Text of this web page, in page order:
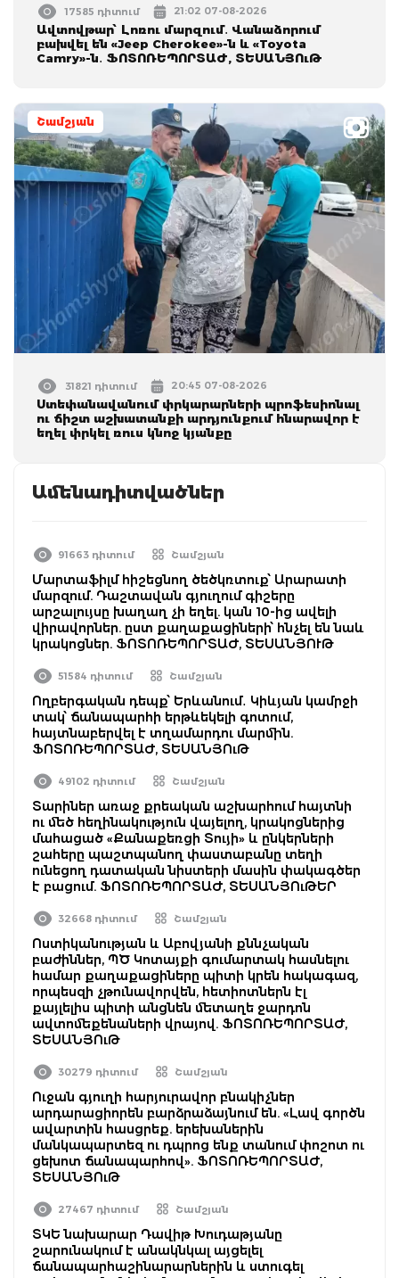
17585 դիտում 21:02 07-08-2026
Ավտովթար՝ Լոռու մարզում․ Վանաձորում
բախվել են «Jeep Cherokee»-ն և «Toyota
Camry»-ն․ ՖՈՏՈՌԵՊՈՐՏԱԺ, ՏԵՍԱՆՅՈւԹ
Շամշյան
31821 դիտում 20:45 07-08-2026
Ստեփանավանում փրկարարների պրոֆեսիոնալ
ու ճիշտ աշխատանքի արդյունքում հնարավոր է
եղել փրկել ռուս կնոջ կյանքը
Ամենադիտվածներ
91663 դիտում Շամշյան
Մարտաֆիլմ հիշեցնող ծեծկռտուք՝ Արարատի
մարզում. Դաշտավան գյուղում գիշերը
արշալույսը խաղաղ չի եղել. կան 10-ից ավելի
վիրավորներ. ըստ քաղաքացիների՝ հնչել են նաև
կրակոցներ. ՖՈՏՈՌԵՊՈՐՏԱԺ, ՏԵՍԱՆՅՈՒԹ
51584 դիտում Շամշյան
Ողբերգական դեպք՝ Երևանում․ Կիևյան կամրջի
տակ՝ ճանապարհի երթևեկելի գոտում,
հայտնաբերվել է տղամարդու մարմին.
ՖՈՏՈՌԵՊՈՐՏԱԺ, ՏԵՍԱՆՅՈւԹ
49102 դիտում Շամշյան
Տարիներ առաջ քրեական աշխարհում հայտնի
ու մեծ հեղինակություն վայելող, կրակոցներից
մահացած «Քանաքեռցի Տույի» և ընկերների
շահերը պաշտպանող փաստաբանը տեղի
ունեցող դատական նիստերի մասին փակագծեր
է բացում. ՖՈՏՈՌԵՊՈՐՏԱԺ, ՏԵՍԱՆՅՈւԹԵՐ
32668 դիտում Շամշյան
Ոստիկանության և Աբովյանի քննչական
բաժիններ, ՊԾ Կոտայքի գումարտակ հասնելու
համար քաղաքացիները պիտի կրեն հակագազ,
որպեսզի չթունավորվեն, հետիոտներն էլ
քայլելիս պիտի անցնեն մետաղե ջարդոն
ավտոմեքենաների վրայով. ՖՈՏՈՌԵՊՈՐՏԱԺ,
ՏԵՍԱՆՅՈւԹ
30279 դիտում Շամշյան
Ուջան գյուղի հարյուրավոր բնակիչներ
արդարացիորեն բարձրաձայնում են. «Լավ գործն
ավարտին հասցրեք. երեխաներին
մանկապարտեզ ու դպրոց ենք տանում փոշոտ ու
ցեխոտ ճանապարհով». ՖՈՏՈՌԵՊՈՐՏԱԺ,
ՏԵՍԱՆՅՈւԹ
27467 դիտում Շամշյան
ՏԿԵ նախարար Դավիթ Խուդաթյանը
շարունակում է անակնկալ այցելել
ճանապարհաշինարարներին և ստուգել